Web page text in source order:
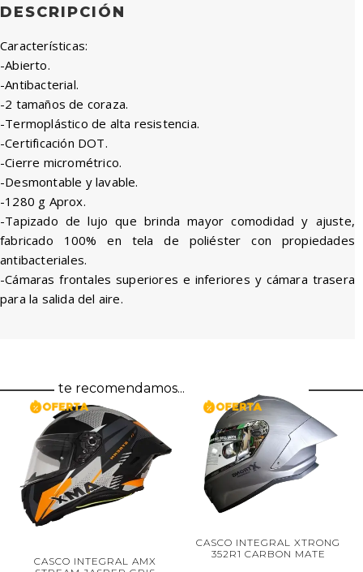
DESCRIPCIÓN
Características:
-Abierto.
-Antibacterial.
-2 tamaños de coraza.
-Termoplástico de alta resistencia.
-Certificación DOT.
-Cierre micrométrico.
-Desmontable y lavable.
-1280 g Aprox.
-Tapizado de lujo que brinda mayor comodidad y ajuste,
fabricado 100% en tela de poliéster con propiedades
antibacteriales.
-Cámaras frontales superiores e inferiores y cámara trasera
para la salida del aire.
te recomendamos...
CASCO INTEGRAL AMX
CASCO INTEGRAL XTRONG
352R1 CARBON MATE